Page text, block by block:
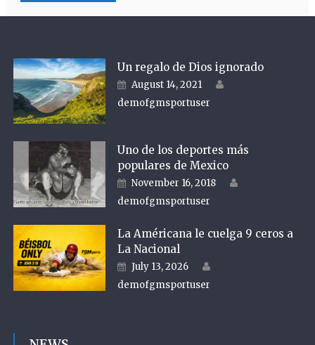
Un regalo de Dios ignorado
Posted on
August 14, 2021
demofgmsportuser
Uno de los deportes más
populares de Mexico
Posted on
November 16, 2018
demofgmsportuser
La Américana le cuelga 9 ceros a
La Nacional
Posted on
July 13, 2026
demofgmsportuser